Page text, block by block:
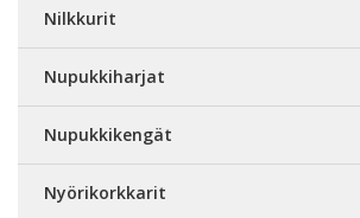
Nilkkurit
Nupukkiharjat
Nupukkikengät
Nyörikorkkarit